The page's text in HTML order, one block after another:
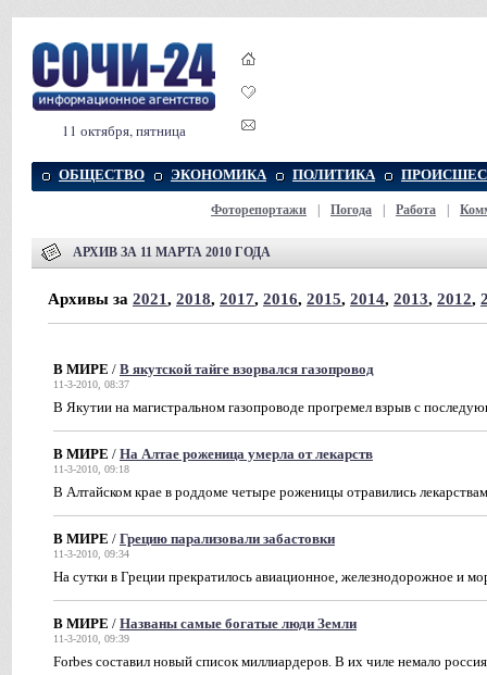
11 октября, пятница
ОБЩЕСТВО ЭКОНОМИКА ПОЛИТИКА
Фоторепортажи Погода Работа
АРХИВ ЗА 11 МАРТА 2010 ГОДА
Архивы за 2021, 2018, 2017, 2016, 2015, 2014, 2013, 2012,
В МИРЕ / В якутской тайге взорвался газопровод
11-3-2010, 08:37
В Якутии на магистральном газопроводе прогремел взрыв с
В МИРЕ / На Алтае роженица умерла от лекарств
11-3-2010, 09:18
В Алтайском крае в роддоме четыре роженицы отравились
В МИРЕ / Грецию парализовали забастовки
11-3-2010, 09:34
На сутки в Греции прекратилось авиационное, железнодорожное и
В МИРЕ / Названы самые богатые люди Земли
11-3-2010, 09:39
Forbes составил новый список миллиардеров. В их чиле немало